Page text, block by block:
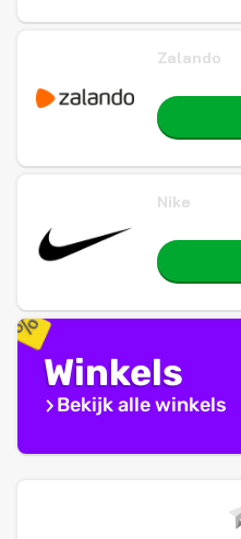
Zalando
Nike
Winkels
Bekijk alle winkels